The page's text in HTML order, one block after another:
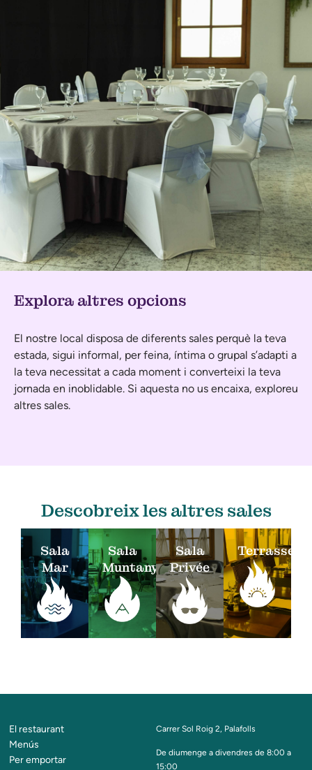
Explora altres opcions
El nostre local disposa de diferents sales perquè la teva
estada, sigui informal, per feina, íntima o grupal s’adapti a
la teva necessitat a cada moment i converteixi la teva
jornada en inoblidable. Si aquesta no us encaixa, exploreu
altres sales.
Descobreix les altres sales
Sala
Mar
Sala
Muntanya
Sala
Privée
Terrasses
El restaurant
Menús
Per emportar
Carrer Sol Roig 2, Palafolls
De diumenge a divendres de 8:00 a
15:00